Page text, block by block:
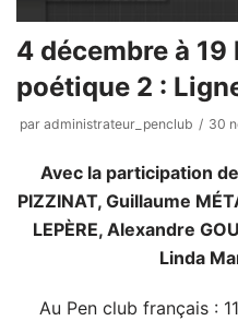
4 décembre à
poétique 2 :
par administrateur_penclub 30
Avec la participation
PIZZINAT, Guillaume
LEPÈRE, Alexandre
Linda
Au Pen club français :